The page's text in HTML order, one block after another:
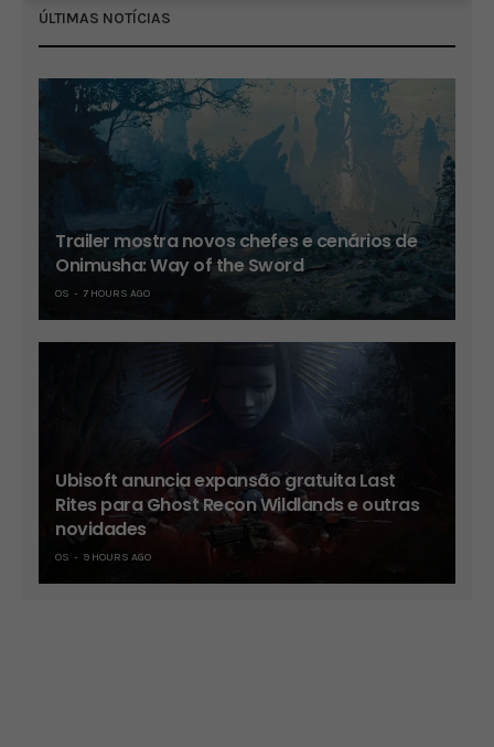
ÚLTIMAS NOTÍCIAS
Trailer mostra novos chefes e cenários de
Onimusha: Way of the Sword
OS 7 HOURS AGO
Ubisoft anuncia expansão gratuita Last
Rites para Ghost Recon Wildlands e outras
novidades
OS 9 HOURS AGO